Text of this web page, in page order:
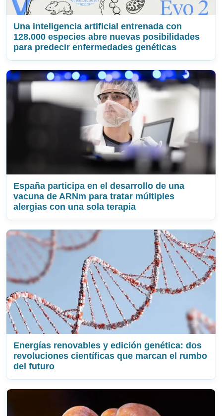
Una inteligencia artificial entrenada con
128.000 especies abre nuevas posibilidades
para predecir enfermedades genéticas
España participa en el desarrollo de una
vacuna de ARNm para tratar múltiples
alergias con una sola terapia
Energías renovables y edición genética: dos
revoluciones científicas que marcan el rumbo
del futuro